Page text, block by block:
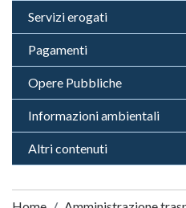
Servizi erogati
Pagamenti
Opere Pubbliche
Informazioni ambientali
Altri contenuti